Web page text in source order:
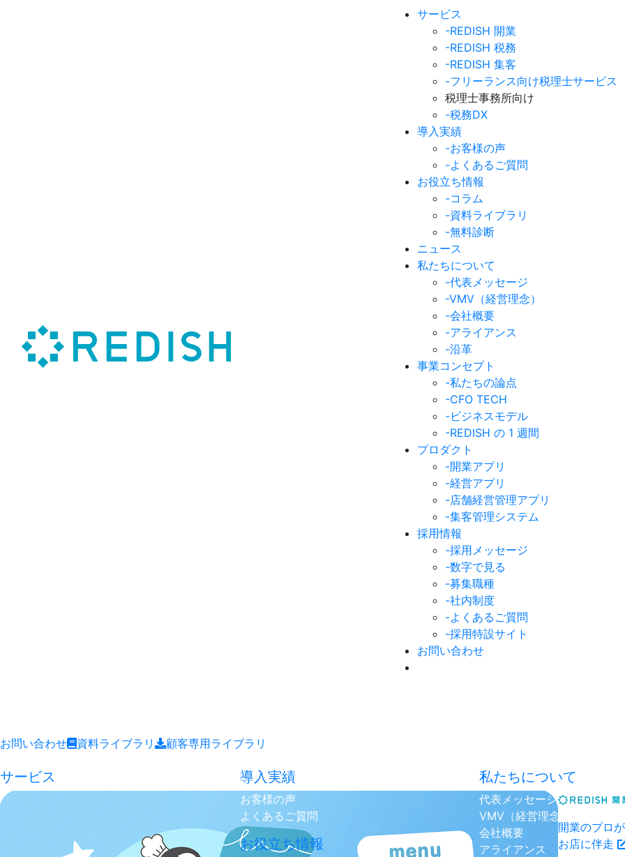
サービス
-REDISH 開業
-REDISH 税務
-REDISH 集客
-フリーランス向け税理士サービス
税理士事務所向け
-税務DX
導入実績
-お客様の声
-よくあるご質問
お役立ち情報
-コラム
-資料ライブラリ
-無料診断
ニュース
私たちについて
-代表メッセージ
-VMV（経営理念）
-会社概要
-アライアンス
-沿革
事業コンセプト
-私たちの論点
-CFO TECH
-ビジネスモデル
-REDISH の 1 週間
プロダクト
-開業アプリ
-経営アプリ
-店舗経営管理アプリ
-集客管理システム
採用情報
-採用メッセージ
-数字で見る
-募集職種
-社内制度
-よくあるご質問
-採用特設サイト
お問い合わせ
お問い合わせ 資料ライブラリ 顧客専用ライブラリ
サービス
開業のプロが
お店に伴走
導入実績
お客様の声
よくあるご質問
お役立ち情報
私たちについて
代表メッセージ
VMV（経営理念）
会社概要
アライアンス